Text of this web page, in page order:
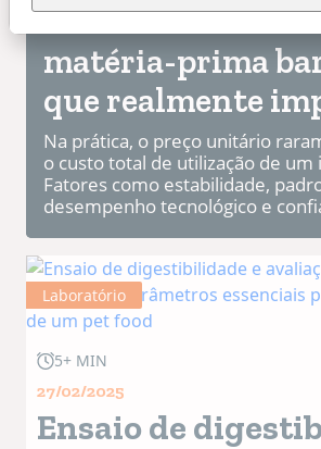
O custo invisível
matéria-prima
que realmente
rentabilidade
Na prática, o preço unitário
o custo total de utilização de
Fatores como estabilidade,
desempenho tecnológico e
Laboratório
5+ MIN
27/02/2025
Ensaio de